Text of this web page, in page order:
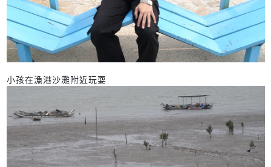
小孩在漁港沙灘附近玩耍